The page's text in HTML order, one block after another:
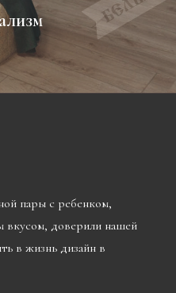
пары с ребенком,
вкусом, доверили нашей
в жизнь дизайн в